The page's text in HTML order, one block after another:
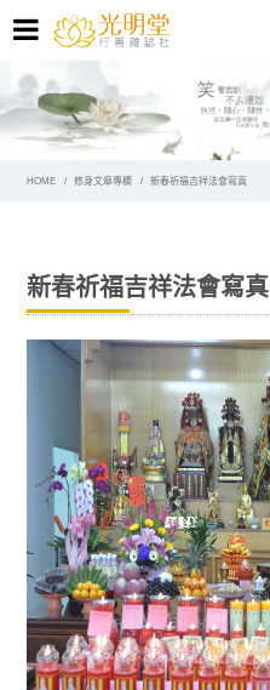
HOME 修身文章專欄 新春祈福吉祥法會寫真
新春祈福吉祥法會寫真